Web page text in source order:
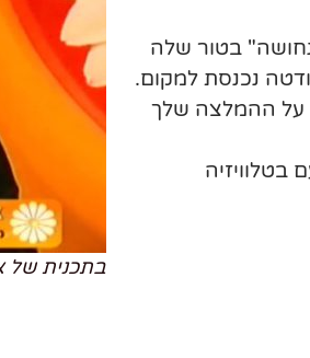
בתכנית של
בטור שלה
נכנסת למקום.
על ההמלצה שלך
הספר והפעם בטלוויזיה